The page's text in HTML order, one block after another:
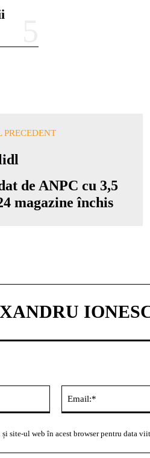
PRECEDENT
de ANPC cu 3,5
magazine închis
site-ul web în acest browser pentru data